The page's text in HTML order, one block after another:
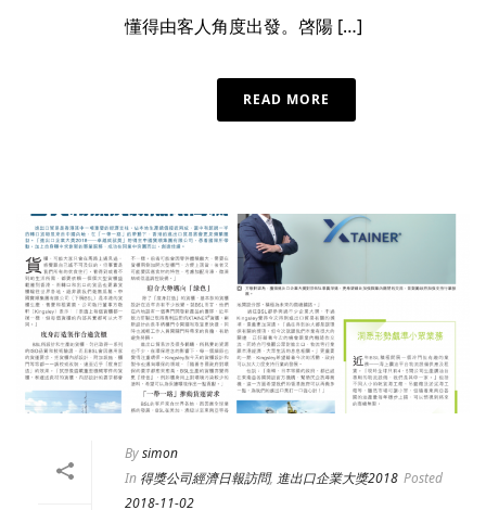
懂得由客人角度出發。啓陽 […]
READ MORE
Bysimon
In 得獎公司經濟日報訪問, 進出口企業大獎2018 Posted
2018-11-02